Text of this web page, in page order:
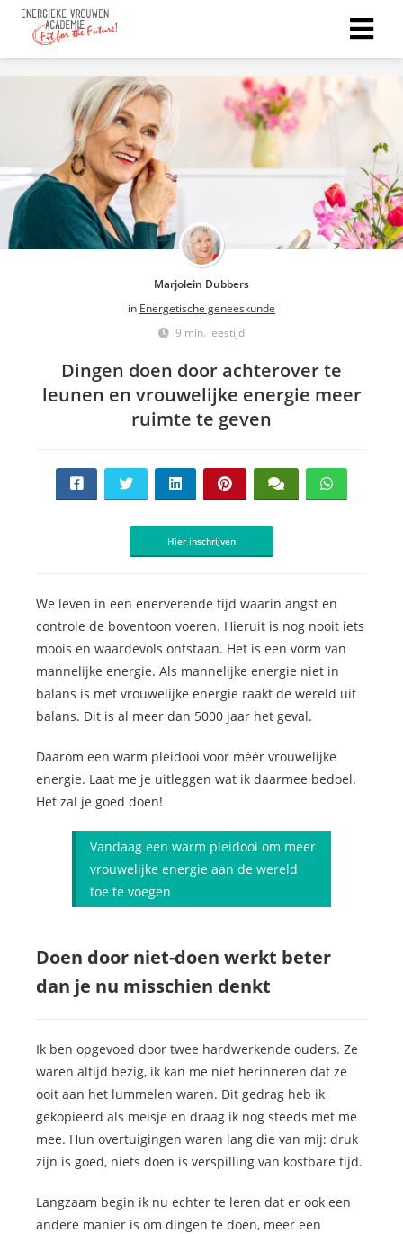
Marjolein Dubbers
in Energetische geneeskunde
9 min. leestijd
Dingen doen door achterover te
leunen en vrouwelijke energie meer
ruimte te geven
Hier inschrijven
We leven in een enerverende tijd waarin angst en
controle de boventoon voeren. Hieruit is nog nooit iets
moois en waardevols ontstaan. Het is een vorm van
mannelijke energie. Als mannelijke energie niet in
balans is met vrouwelijke energie raakt de wereld uit
balans. Dit is al meer dan 5000 jaar het geval.
Daarom een warm pleidooi voor méér vrouwelijke
energie. Laat me je uitleggen wat ik daarmee bedoel.
Het zal je goed doen!
Vandaag een warm pleidooi om meer
vrouwelijke energie aan de wereld
toe te voegen
Doen door niet-doen werkt beter
dan je nu misschien denkt
Ik ben opgevoed door twee hardwerkende ouders. Ze
waren altijd bezig, ik kan me niet herinneren dat ze
ooit aan het lummelen waren. Dit gedrag heb ik
gekopieerd als meisje en draag ik nog steeds met me
mee. Hun overtuigingen waren lang die van mij: druk
zijn is goed, niets doen is verspilling van kostbare tijd.
Langzaam begin ik nu echter te leren dat er ook een
andere manier is om dingen te doen, meer een